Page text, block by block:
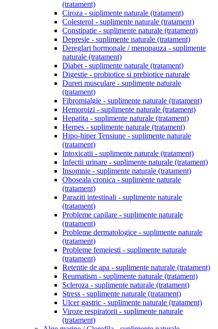
(tratament)
Ciroza - suplimente naturale (tratament)
Colesterol - suplimente naturale (tratament)
Constipatie - suplimente naturale (tratament)
Depresie - suplimente naturale (tratament)
Dereglari hormonale / menopauza - suplimente
naturale (tratament)
Diabet - suplimente naturale (tratament)
Digestie - probiotice si prebiotice naturale
Dureri musculare - suplimente naturale
(tratament)
Fibromialgie - suplimente naturale (tratament)
Hemoroizi - suplimente naturale (tratament)
Hepatita - suplimente naturale (tratament)
Herpes - suplimente naturale (tratament)
Hipo-hiper Tensiune - suplimente naturale
(tratament)
Intoxicatii - suplimente naturale (tratament)
Infectii urinare - suplimente naturale (tratament)
Insomnie - suplimente naturale (tratament)
Oboseala cronica - suplimente naturale
(tratament)
Paraziti intestinali - suplimente naturale
(tratament)
Probleme capilare - suplimente naturale
(tratament)
Probleme dermatologice - suplimente naturale
(tratament)
Probleme femeiesti - suplimente naturale
(tratament)
Retentie de apa - suplimente naturale (tratament)
Reumatism - suplimente naturale (tratament)
Scleroza - suplimente naturale (tratament)
Stress - suplimente naturale (tratament)
Ulcer gastric - suplimente naturale (tratament)
Viroze respiratorii - suplimente naturale
(tratament)